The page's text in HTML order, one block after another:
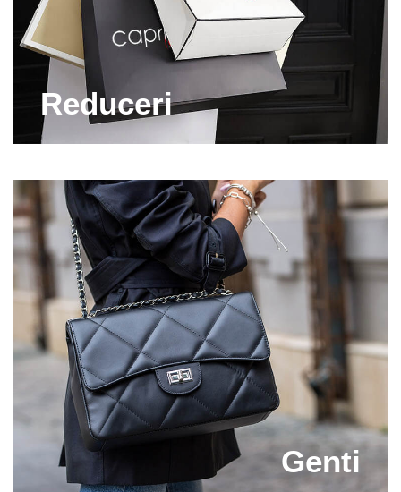
accesorii realizate din materiale de calitate!
Alege Capricia.ro si te vei bucura de cele mai
frumoase genti shopper bag! Si pentru ca ne axam
pe calitate, pe site-ul nostru vei gasi doar genti
shopper bag din piele 100% naturala. Achizitioneaza
o poti purta atat la locul de munca, cat si la
shopping. Avem modele cu un design deosebit,
prevazute cu o curea sau mai multe, astfel incat sa
le poti purta asa cum preferi, pe mana, pe brat sau
pe umar.
In plus, gentile shopper bag de pe Capricia.ro au
diverse dimensiuni, detalii metalice, sisteme de
inchidere si compartimentari, astfel ca suntem siguri
ca vei gasi modelul de care ai nevoie. Profita de
ofertele noastre si comanda o produse de calitate
premium!
Reduceri
Genti